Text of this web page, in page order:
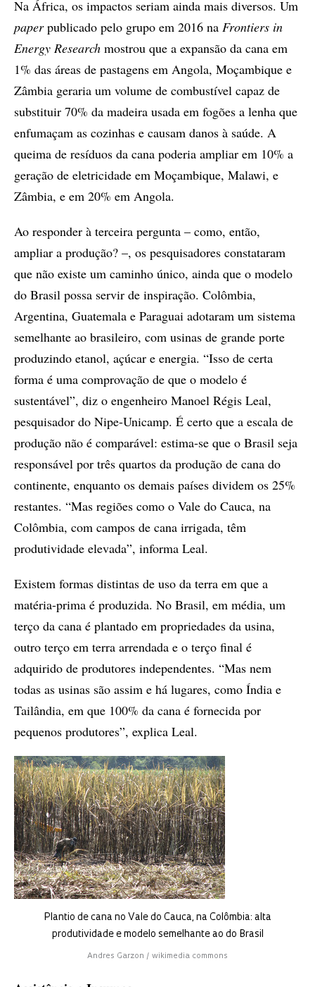
Na África, os impactos seriam ainda mais diversos. Um
paperpublicado pelo grupo em 2016 na Frontiers in
Energy Research mostrou que a expansão da cana em
1% das áreas de pastagens em Angola, Moçambique e
Zâmbia geraria um volume de combustível capaz de
substituir 70% da madeira usada em fogões a lenha que
enfumaçam as cozinhas e causam danos à saúde. A
queima de resíduos da cana poderia ampliar em 10% a
geração de eletricidade em Moçambique, Malawi, e
Zâmbia, e em 20% em Angola.
Ao responder à terceira pergunta – como, então,
ampliar a produção? –, os pesquisadores constataram
que não existe um caminho único, ainda que o modelo
do Brasil possa servir de inspiração. Colômbia,
Argentina, Guatemala e Paraguai adotaram um sistema
semelhante ao brasileiro, com usinas de grande porte
produzindo etanol, açúcar e energia. “Isso de certa
forma é uma comprovação de que o modelo é
sustentável”, diz o engenheiro Manoel Régis Leal,
pesquisador do Nipe-Unicamp. É certo que a escala de
produção não é comparável: estima-se que o Brasil seja
responsável por três quartos da produção de cana do
continente, enquanto os demais países dividem os 25%
restantes. “Mas regiões como o Vale do Cauca, na
Colômbia, com campos de cana irrigada, têm
produtividade elevada”, informa Leal.
Existem formas distintas de uso da terra em que a
matéria-prima é produzida. No Brasil, em média, um
terço da cana é plantado em propriedades da usina,
outro terço em terra arrendada e o terço final é
adquirido de produtores independentes. “Mas nem
todas as usinas são assim e há lugares, como Índia e
Tailândia, em que 100% da cana é fornecida por
pequenos produtores”, explica Leal.
Plantio de cana no Vale do Cauca, na Colômbia: alta
produtividade e modelo semelhante ao do Brasil
Andres Garzon / wikimedia commons